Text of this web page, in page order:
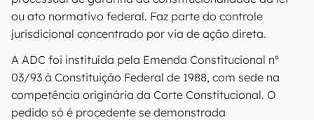
ou ato normativo federal. Faz parte do controle
jurisdicional concentrado por via de ação direta.
A ADC foi instituída pela Emenda Constitucional nº
03/93 à Constituição Federal de 1988, com sede na
competência originária da Corte Constitucional. O
pedido só é procedente se demonstrada